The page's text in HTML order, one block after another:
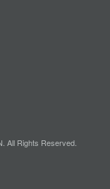
All Rights Reserved.